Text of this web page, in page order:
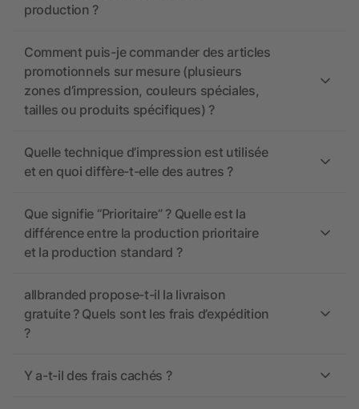
production ?
Comment puis-je commander des articles
promotionnels sur mesure (plusieurs
zones d’impression, couleurs spéciales,
tailles ou produits spécifiques) ?
Quelle technique d’impression est utilisée
et en quoi diffère-t-elle des autres ?
Que signifie “Prioritaire” ? Quelle est la
différence entre la production prioritaire
et la production standard ?
allbranded propose-t-il la livraison
gratuite ? Quels sont les frais d’expédition
?
Y a-t-il des frais cachés ?